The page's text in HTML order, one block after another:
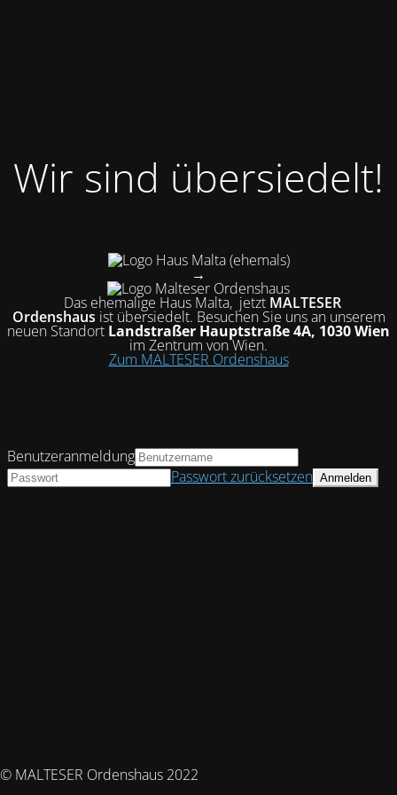
Wir sind übersiedelt!
(ehemals)
→
Das ehemalige Haus Malta, jetzt MALTESER
Ordenshaus ist übersiedelt. Besuchen Sie uns an unserem
neuen Standort Landstraßer Hauptstraße 4A, 1030 Wien
im Zentrum von Wien.
Zum MALTESER Ordenshaus
© MALTESER Ordenshaus 2022
Benutzeranmeldung
Passwort zurücksetzen